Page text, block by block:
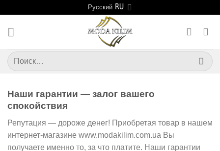
content
Русский
Искать:
Наши гарантии — залог вашего
спокойствия
Репутация — дороже денег! Приобретая товар в нашем
интернет-магазине www.modakilim.com.ua Вы
получаете именно то, за что платите. Наши гарантии